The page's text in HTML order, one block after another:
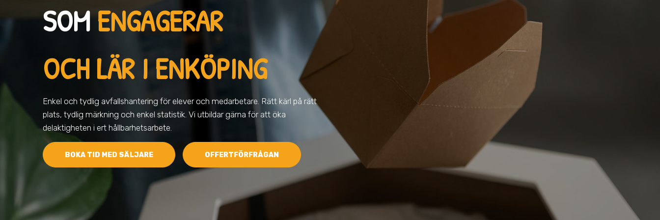
SOMENGAGERAR
OCH LÄR I ENKÖPING
Enkel och tydlig avfallshantering för elever och medarbetare. Rätt kärl på rätt
plats, tydlig märkning och enkel statistik. Vi utbildar gärna för att öka
delaktigheten i ert hållbarhetsarbete.
BOKA TID MED SÄLJARE OFFERTFÖRFRÅGAN